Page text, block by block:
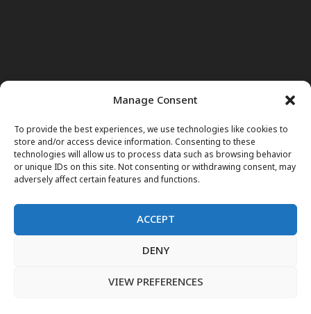
Manage Consent
To provide the best experiences, we use technologies like cookies to
store and/or access device information. Consenting to these
technologies will allow us to process data such as browsing behavior
or unique IDs on this site. Not consenting or withdrawing consent, may
adversely affect certain features and functions.
ACCEPT
DENY
VIEW PREFERENCES
Noor Wodjouatt
Television Programs Obituary Blog